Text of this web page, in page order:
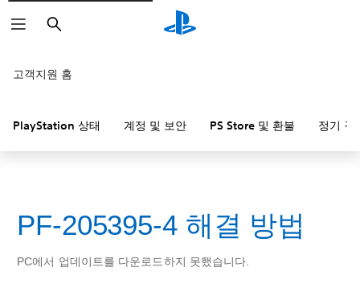
검
색
고객지원 홈
PlayStation 상태 계정 및 보안 PS Store 및 환불 정기 구
PF-205395-4 해결 방법
PC에서 업데이트를 다운로드하지 못했습니다.